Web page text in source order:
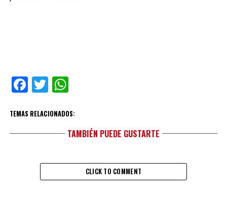
Facebook
TwitterWhatsApp
TEMAS RELACIONADOS:
TAMBIÉN PUEDE GUSTARTE
CLICK TO COMMENT